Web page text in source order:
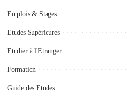
Emplois & Stages
Etudes Supérieures
Etudier à l'Etranger
Formation
Guide des Etudes